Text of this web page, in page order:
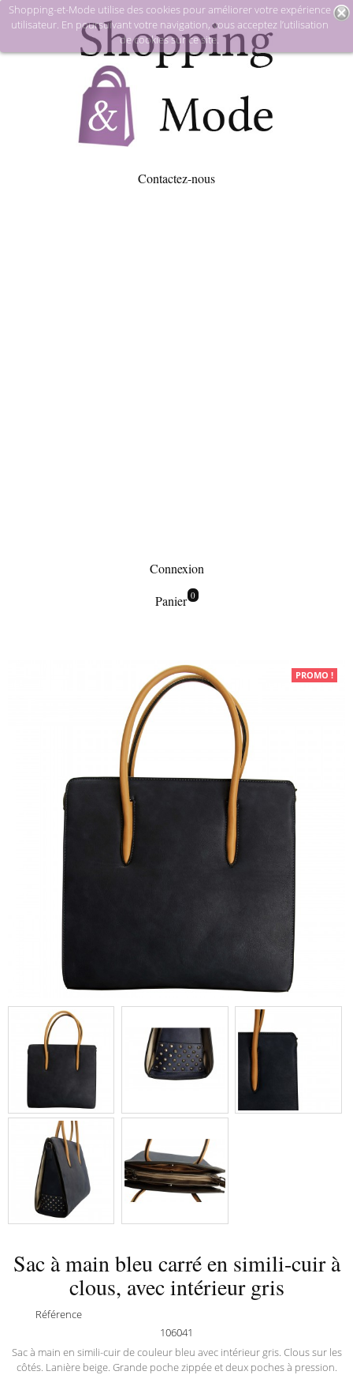
Contactez-nous
Connexion
Panier 0
Shopping-et-Mode utilise des cookies pour améliorer votre expérience
utilisateur. En poursuivant votre navigation, vous acceptez l’utilisation
de cookies sur ce site.
Maroquinerie
Sacs à main
bleu carré en simili-cuir à clous,
avec intérieur gris
PROMO !
Sac à main bleu carré en simili-cuir à
clous, avec intérieur gris
Référence
106041
Sac à main en simili-cuir de couleur bleu avec intérieur gris. Clous sur les
côtés. Lanière beige. Grande poche zippée et deux poches à pression.